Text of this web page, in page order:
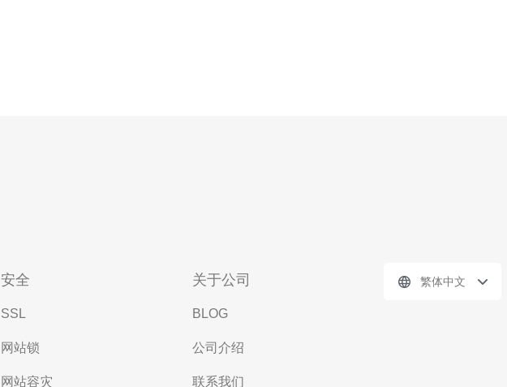
安全
SSL
网站锁
网站容灾
关于公司
BLOG
公司介绍
联系我们
繁体中文